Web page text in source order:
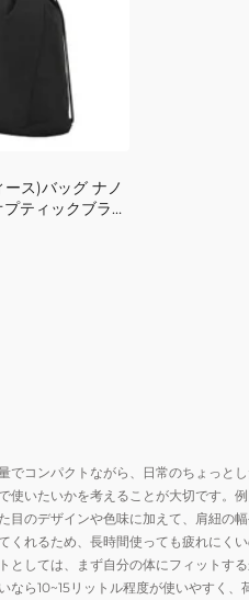
ス)バッグ ナノ
ティックブラッ
でコンパクトながら、日常のちょっと
使いたいかを考えることが大切です。
目のデザインや色味に加えて、肩紐の
くれるため、長時間使っても疲れにく
としては、まず自分の体にフィットす
なら10~15リットル程度が使いやすく